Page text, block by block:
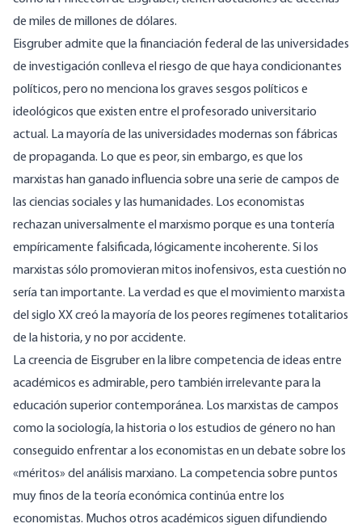
de miles de millones de dólares.
Eisgruber admite que la financiación federal de las universidades
de investigación conlleva el riesgo de que haya condicionantes
políticos, pero no menciona los graves sesgos políticos e
ideológicos que existen entre el profesorado universitario
actual. La mayoría de las universidades modernas son fábricas
de propaganda. Lo que es peor, sin embargo, es que los
marxistas han ganado influencia sobre una serie de campos de
las ciencias sociales y las humanidades. Los economistas
rechazan universalmente el marxismo porque es una tontería
empíricamente falsificada, lógicamente incoherente. Si los
marxistas sólo promovieran mitos inofensivos, esta cuestión no
sería tan importante. La verdad es que el movimiento marxista
del siglo XX creó la mayoría de los peores regímenes totalitarios
de la historia, y no por accidente.
La creencia de Eisgruber en la libre competencia de ideas entre
académicos es admirable, pero también irrelevante para la
educación superior contemporánea. Los marxistas de campos
como la sociología, la historia o los estudios de género no han
conseguido enfrentar a los economistas en un debate sobre los
«méritos» del análisis marxiano. La competencia sobre puntos
muy finos de la teoría económica continúa entre los
economistas. Muchos otros académicos siguen difundiendo